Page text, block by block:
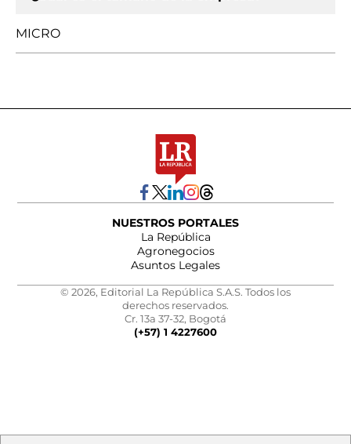
MICRO
NUESTROS PORTALES
La República
Agronegocios
Asuntos Legales
© 2026, Editorial La República S.A.S. Todos los
derechos reservados.
Cr. 13a 37-32, Bogotá
(+57) 1 4227600